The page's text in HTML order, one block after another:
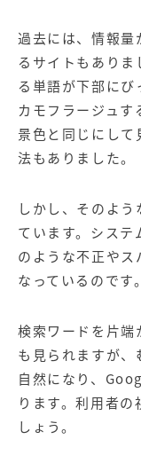
過去には、情報量
るサイトもあり
る単語が下部にび
カモフラージュ
景色と同じにし
法もありました。
しかし、そのよ
ています。システ
のような不正やス
なっているのです。
検索ワードを片端
も見られますが
自然になり、
ります。利用者
しょう。